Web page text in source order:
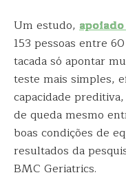
Um estudo,
153 pessoas entre
tacada só apontar
teste mais simples,
capacidade
de queda mesmo
boas condições de
resultados da
BMC Geriatrics.